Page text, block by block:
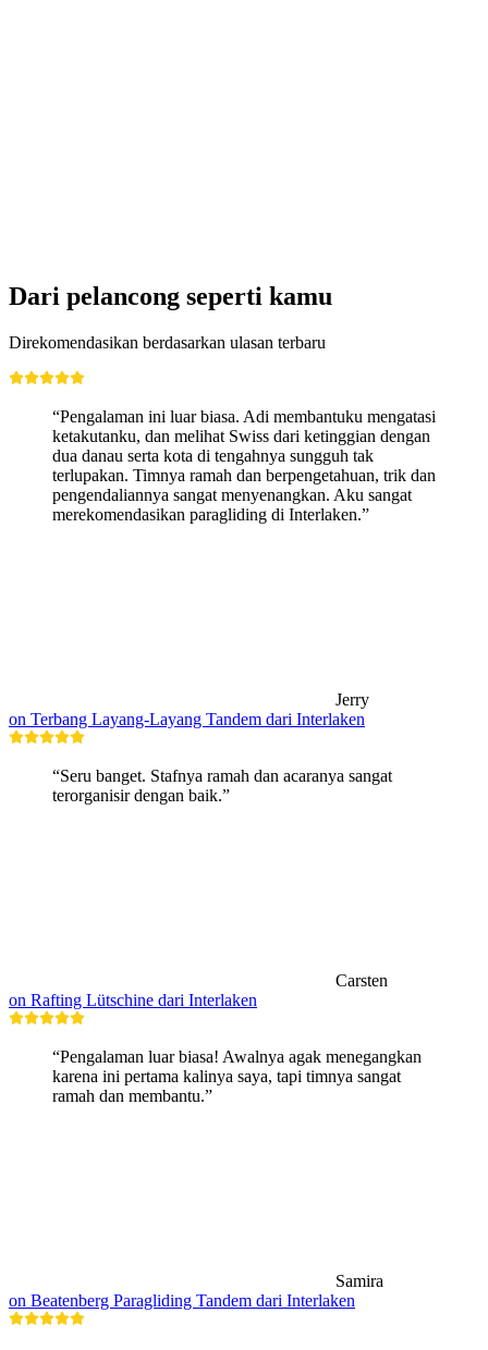
Dari pelancong seperti kamu
Direkomendasikan berdasarkan ulasan terbaru
“Pengalaman ini luar biasa. Adi membantuku mengatasi
ketakutanku, dan melihat Swiss dari ketinggian dengan
dua danau serta kota di tengahnya sungguh tak
terlupakan. Timnya ramah dan berpengetahuan, trik dan
pengendaliannya sangat menyenangkan. Aku sangat
merekomendasikan paragliding di Interlaken.”
Jerry
on Terbang Layang-Layang Tandem dari Interlaken
“Seru banget. Stafnya ramah dan acaranya sangat
terorganisir dengan baik.”
Carsten
on Rafting Lütschine dari Interlaken
“Pengalaman luar biasa! Awalnya agak menegangkan
karena ini pertama kalinya saya, tapi timnya sangat
ramah dan membantu.”
Samira
on Beatenberg Paragliding Tandem dari Interlaken